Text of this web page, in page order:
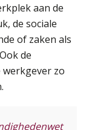
aan de
de sociale
of zaken als
de
zo